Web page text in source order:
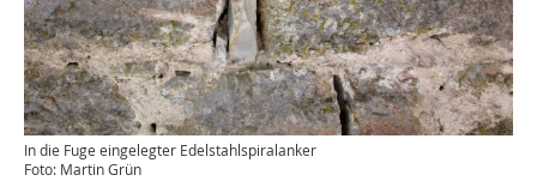
In die Fuge eingelegter Edelstahlspiralanker
Foto: Martin Grün